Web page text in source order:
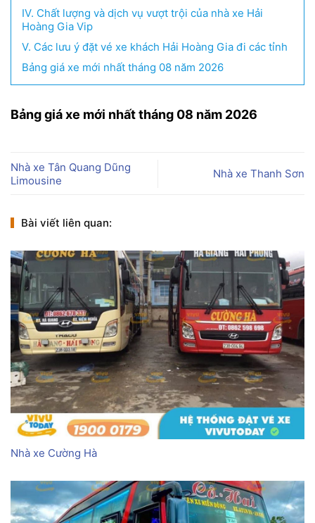
IV. Chất lượng và dịch vụ vượt trội của nhà xe Hải
Hoàng Gia Vip
V. Các lưu ý đặt vé xe khách Hải Hoàng Gia đi các tỉnh
Bảng giá xe mới nhất tháng 08 năm 2026
Bảng giá xe mới nhất tháng 08 năm 2026
Nhà xe Tân Quang Dũng
Limousine
Nhà xe Thanh Sơn
Bài viết liên quan:
Nhà xe Cường Hà